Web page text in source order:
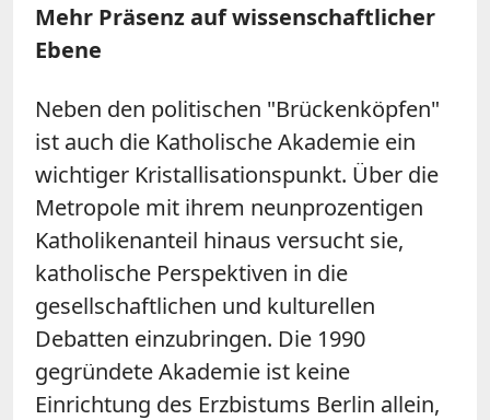
Mehr Präsenz auf wissenschaftlicher
Ebene
Neben den politischen "Brückenköpfen"
ist auch die Katholische Akademie ein
wichtiger Kristallisationspunkt. Über die
Metropole mit ihrem neunprozentigen
Katholikenanteil hinaus versucht sie,
katholische Perspektiven in die
gesellschaftlichen und kulturellen
Debatten einzubringen. Die 1990
gegründete Akademie ist keine
Einrichtung des Erzbistums Berlin allein,